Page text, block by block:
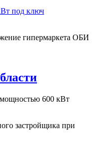
под ключ
гипермаркета ОБИ
600 кВт
застройщика при